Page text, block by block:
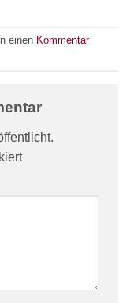
einen Kommentar